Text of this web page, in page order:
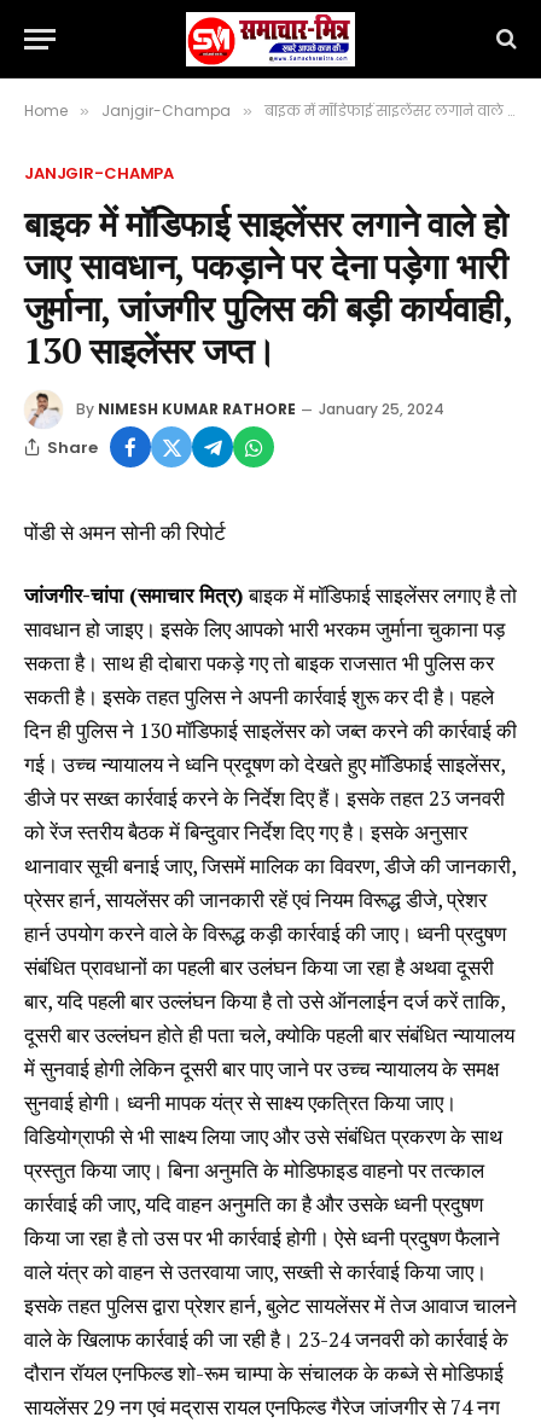
Home » Janjgir-Champa » बाइक में मॉडिफाई साइलेंसर लगाने वाले हो जाए सावधान, पकड़ाने पर देना पड़ेगा भारी जुर्माना, जांजगीर पुलिस की बड़ी कार्यवाही, 130 साइलेंसर जप्त।
JANJGIR-CHAMPA
बाइक में मॉडिफाई साइलेंसर लगाने वाले हो
जाए सावधान, पकड़ाने पर देना पड़ेगा भारी
जुर्माना, जांजगीर पुलिस की बड़ी कार्यवाही,
130 साइलेंसर जप्त।
By NIMESH KUMAR RATHORE January 25, 2024
Share
पोंडी से अमन सोनी की रिपोर्ट
जांजगीर-चांपा (समाचार मित्र)बाइक में मॉडिफाई साइलेंसर लगाए है तो
सावधान हो जाइए। इसके लिए आपको भारी भरकम जुर्माना चुकाना पड़
सकता है। साथ ही दोबारा पकड़े गए तो बाइक राजसात भी पुलिस कर
सकती है। इसके तहत पुलिस ने अपनी कार्रवाई शुरू कर दी है। पहले
दिन ही पुलिस ने 130 मॉडिफाई साइलेंसर को जब्त करने की कार्रवाई की
गई। उच्च न्यायालय ने ध्वनि प्रदूषण को देखते हुए मॉडिफाई साइलेंसर,
डीजे पर सख्त कार्रवाई करने के निर्देश दिए हैं। इसके तहत 23 जनवरी
को रेंज स्तरीय बैठक में बिन्दुवार निर्देश दिए गए है। इसके अनुसार
थानावार सूची बनाई जाए, जिसमें मालिक का विवरण, डीजे की जानकारी,
प्रेसर हार्न, सायलेंसर की जानकारी रहें एवं नियम विरूद्ध डीजे, प्रेशर
हार्न उपयोग करने वाले के विरूद्ध कड़ी कार्रवाई की जाए। ध्वनी प्रदुषण
संबंधित प्रावधानों का पहली बार उलंघन किया जा रहा है अथवा दूसरी
बार, यदि पहली बार उल्लंघन किया है तो उसे ऑनलाईन दर्ज करें ताकि,
दूसरी बार उल्लंघन होते ही पता चले, क्योकि पहली बार संबंधित न्यायालय
में सुनवाई होगी लेकिन दूसरी बार पाए जाने पर उच्च न्यायालय के समक्ष
सुनवाई होगी। ध्वनी मापक यंत्र से साक्ष्य एकत्रित किया जाए।
विडियोग्राफी से भी साक्ष्य लिया जाए और उसे संबंधित प्रकरण के साथ
प्रस्तुत किया जाए। बिना अनुमति के मोडिफाइड वाहनो पर तत्काल
कार्रवाई की जाए, यदि वाहन अनुमति का है और उसके ध्वनी प्रदुषण
किया जा रहा है तो उस पर भी कार्रवाई होगी। ऐसे ध्वनी प्रदुषण फैलाने
वाले यंत्र को वाहन से उतरवाया जाए, सख्ती से कार्रवाई किया जाए।
इसके तहत पुलिस द्वारा प्रेशर हार्न, बुलेट सायलेंसर में तेज आवाज चालने
वाले के खिलाफ कार्रवाई की जा रही है। 23-24 जनवरी को कार्रवाई के
दौरान रॉयल एनफिल्ड शो-रूम चाम्पा के संचालक के कब्जे से मोडिफाई
सायलेंसर 29 नग एवं मद्रास रायल एनफिल्ड गैरेज जांजगीर से 74 नग